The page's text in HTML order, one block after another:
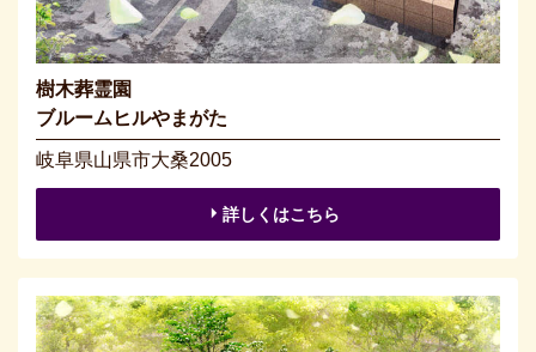
樹木葬霊園
ブルームヒルやまがた
岐阜県山県市大桑2005
詳しくはこちら